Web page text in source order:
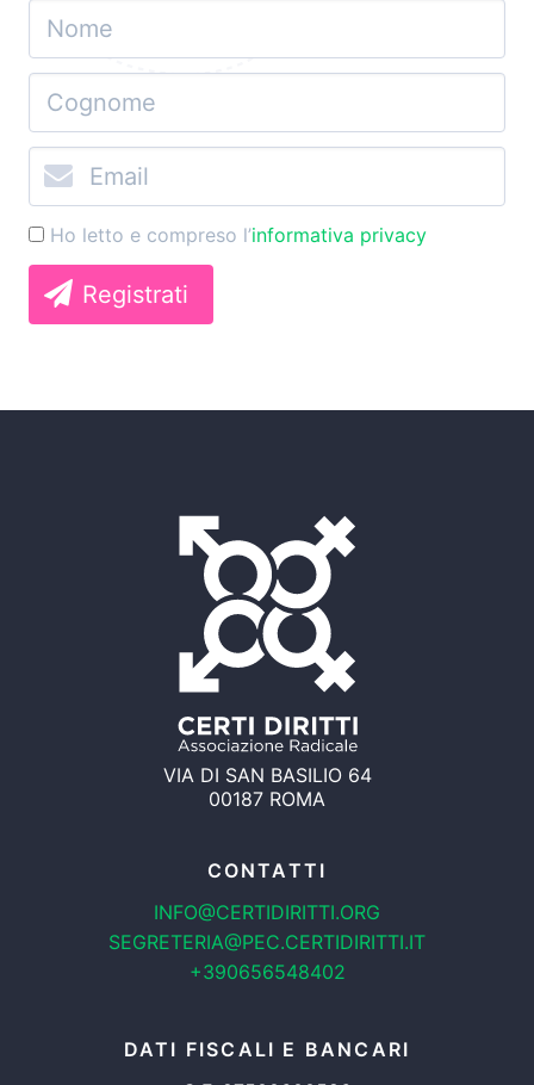
Ho letto e compreso l’informativa privacy
Registrati
VIA DI SAN BASILIO 64
00187 ROMA
CONTATTI
INFO@CERTIDIRITTI.ORG
SEGRETERIA@PEC.CERTIDIRITTI.IT
+390656548402
DATI FISCALI E BANCARI